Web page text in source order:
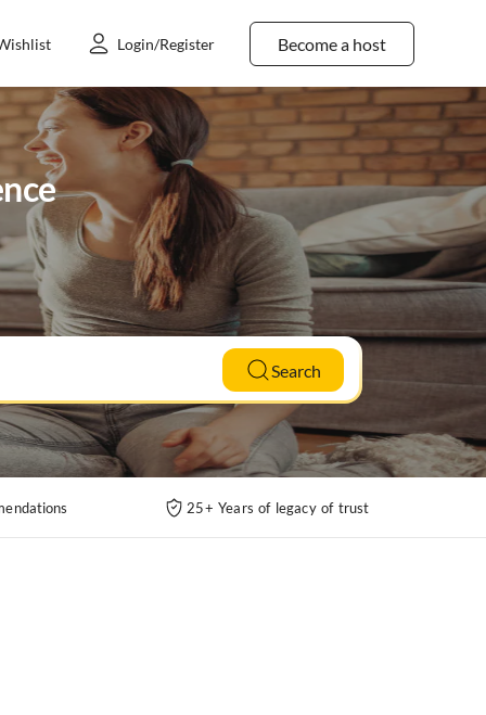
Become a host
Login/Register
Search
25+ Years of legacy of trust